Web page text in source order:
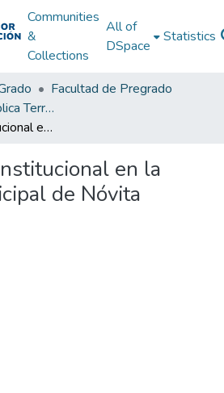
Communities
&
Collections
All of
DSpace
Statistics
Facultad de Pregrado
Administración Pública Territorial (APT)
Baja gestión institucional en la Alcaldía Municipal de Nóvita (Chocó)
en la
de Nóvita